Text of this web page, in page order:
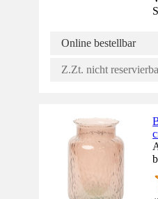
Online bestellbar
Z.Zt. nicht